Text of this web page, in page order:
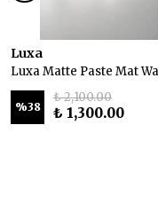
Luxa
%38
₺ 2,100.00
₺ 1,300.00